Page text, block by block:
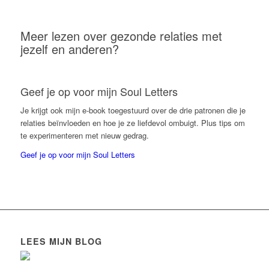
Meer lezen over gezonde relaties met
jezelf en anderen?
Geef je op voor mijn Soul Letters
Je krijgt ook mijn e-book toegestuurd over de drie patronen die je
relaties beïnvloeden en hoe je ze liefdevol ombuigt. Plus tips om
te experimenteren met nieuw gedrag.
Geef je op voor mijn Soul Letters
LEES MIJN BLOG